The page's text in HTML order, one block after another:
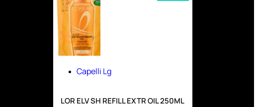
Capelli Lg
LOR ELV SH REFILL EXTR OIL 250ML